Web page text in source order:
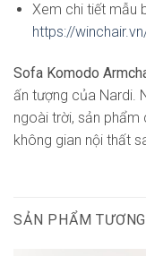
Xem chi tiết mẫu
https://
Sofa Komodo
ấn tượng của Nardi.
ngoài trời, sản
không gian nội thất
SẢN PHẨM